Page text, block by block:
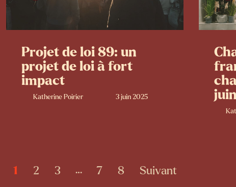
Projet de loi 89: un
projet de loi à fort
impact
Katherine Poirier 3 juin 2025
1 2 3 … 7 8 Suivant